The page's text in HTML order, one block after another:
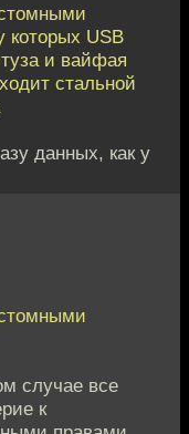
которых USB
и вайфая
стальной
данных, как у
случае все
к